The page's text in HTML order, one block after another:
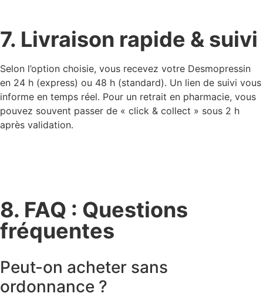
7. Livraison rapide & suivi
Selon l’option choisie, vous recevez votre Desmopressin
en 24 h (express) ou 48 h (standard). Un lien de suivi vous
informe en temps réel. Pour un retrait en pharmacie, vous
pouvez souvent passer de « click & collect » sous 2 h
après validation.
8. FAQ : Questions
fréquentes
Peut-on acheter sans
ordonnance ?